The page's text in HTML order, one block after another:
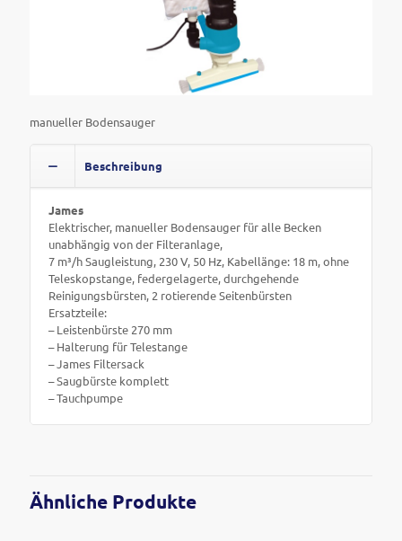
manueller Bodensauger
Beschreibung
James
Elektrischer, manueller Bodensauger für alle Becken
unabhängig von der Filteranlage,
7 m³/h Saugleistung, 230 V, 50 Hz, Kabellänge: 18 m, ohne
Teleskopstange, federgelagerte, durchgehende
Reinigungsbürsten, 2 rotierende Seitenbürsten
Ersatzteile:
– Leistenbürste 270 mm
– Halterung für Telestange
– James Filtersack
– Saugbürste komplett
– Tauchpumpe
Ähnliche Produkte